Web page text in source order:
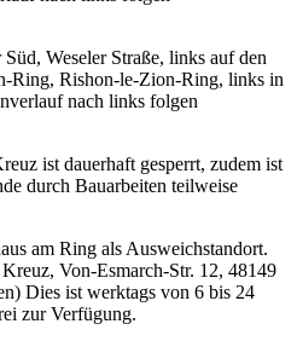
Weseler Straße, links auf den
Ring, Rishon-le-Zion-Ring, links in
nach links folgen
ist dauerhaft gesperrt, zudem ist
durch Bauarbeiten teilweise
am Ring als Ausweichstandort.
Von-Esmarch-Str. 12, 48149
Dies ist werktags von 6 bis 24
zur Verfügung.